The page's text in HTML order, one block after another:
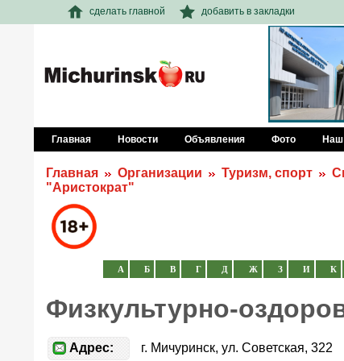
сделать главной добавить в закладки
Главная Новости Объявления Фото Наш
Главная Организации Туризм, спорт
"Аристократ"
А Б В Г Д Ж З И К
Физкультурно-
Адрес: г. Мичуринск, ул. Советская, 322